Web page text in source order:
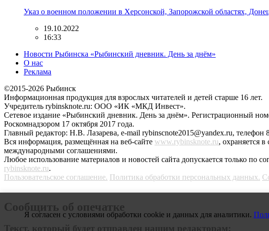
Указ о военном положении в Херсонской, Запорожской областях,
19.10.2022
16:33
Новости Рыбинска «Рыбинский дневник. День за днём»
О нас
Реклама
©2015-2026 Рыбинск
Информационная продукция для взрослых читателей и детей старше 16 лет.
Учредитель rybinsknote.ru: ООО «ИК «МКД Инвест».
Сетевое издание «Рыбинский дневник. День за днём». Регистрационный
Роскомнадзором 17 октября 2017 года.
Главный редактор: Н.В. Лазарева, e-mail rybinscnote2015@yandex.ru, телефон
Вся информация, размещённая на веб-сайте www.rybinsknote.ru, охраняется
международными соглашениями.
Любое использование материалов и новостей сайта допускается только по
rybinsknote.ru.
Пользовательское соглашение. Политика обработки персональных данных.
Я согласен с условиями обработки cookie и данных для аналитики.
Сообщить об опечатке
Текст, который будет отправлен нашим редакторам: